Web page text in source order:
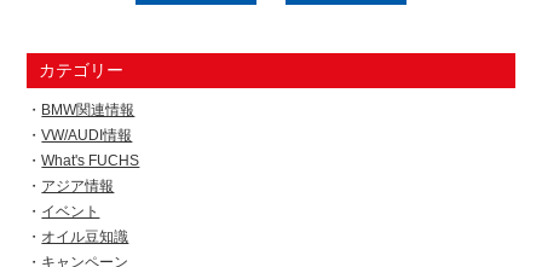
カテゴリー
BMW関連情報
VW/AUDI情報
What's FUCHS
アジア情報
イベント
オイル豆知識
キャンペーン